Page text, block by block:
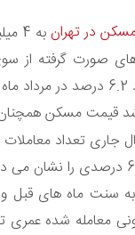
در تهران به 4 میلیون و 670 هزار تومان در هر متر مربع رسید.
صورت گرفته از
قیمت مسکن
جاری تعداد معاملات